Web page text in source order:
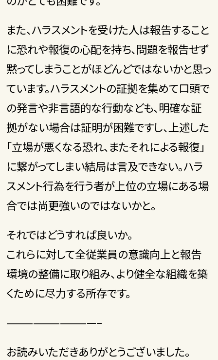
また、ハラスメントを受けた人は報告すること
に恐れや報復の心配を持ち、問題を報告せず
黙ってしまうことがほどんどではないかと思っ
ています。ハラスメントの証拠を集めて口頭で
の発言や非言語的な行動なども、明確な証
拠がない場合は証明が困難ですし、上述した
「立場が悪くなる恐れ、またそれによる報復」
に繋がってしまい結局は言及できない。ハラ
スメント行為を行う者が上位の立場にある場
合では尚更強いのではないかと。
それではどうすれば良いか。
これらに対して全従業員の意識向上と報告
環境の整備に取り組み、より健全な組織を築
くために尽力する所存です。
——————————–
お読みいただきありがとうございました。